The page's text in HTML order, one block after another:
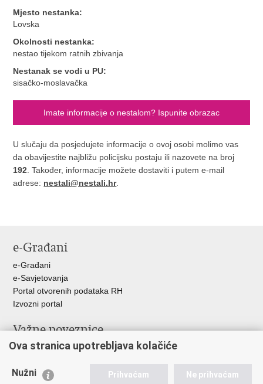
Mjesto nestanka:
Lovska
Okolnosti nestanka:
nestao tijekom ratnih zbivanja
Nestanak se vodi u PU:
sisačko-moslavačka
Imate informacije o nestalom? Ispunite obrazac
U slučaju da posjedujete informacije o ovoj osobi molimo vas
da obavijestite najbližu policijsku postaju ili nazovete na broj
192 . Također, informacije možete dostaviti i putem e-mail
adrese: nestali@nestali.hr.
e-Građani
e-Građani
e-Savjetovanja
Portal otvorenih podataka RH
Izvozni portal
Važne poveznice
Ministarstvo unutarnjih poslova RH
Nestale osobe u Domovinskom ratu (Ministarstvo hrvatskih
Ova stranica upotrebljava kolačiće
Nužni Prihvaćam Ne prihvaćam